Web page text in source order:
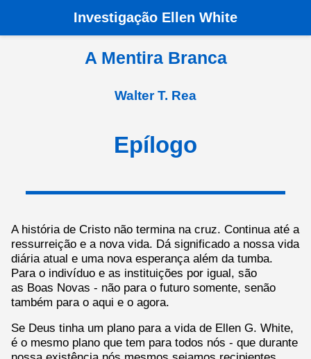
Pagina principala › Livros › A Mentira Branca
Investigação Ellen White
A Mentira Branca
Walter T. Rea
Epílogo
A história de Cristo não termina na cruz. Continua até a
ressurreição e a nova vida. Dá significado a nossa vida
diária atual e uma nova esperança além da tumba.
Para o indivíduo e as instituições por igual, são
as Boas Novas - não para o futuro somente, senão
também para o aqui e o agora.
Se Deus tinha um plano para a vida de Ellen G. White,
é o mesmo plano que tem para todos nós - que durante